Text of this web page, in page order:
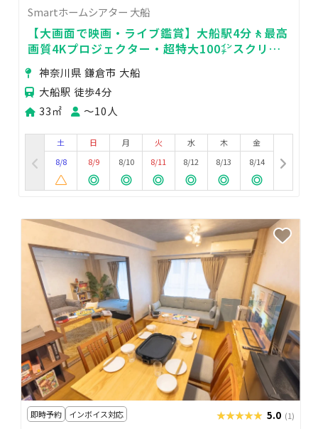
Smartホームシアター 大船
【大画面で映画・ライブ鑑賞】大船駅4分🚶最高
画質4Kプロジェクター・超特大100㌅スクリー
ン・最高音質で映画鑑賞🍿
神奈川県 鎌倉市 大船
大船駅 徒歩4分
33㎡
〜10人
土
8/8
日
8/9
月
8/10
火
8/11
水
8/12
木
8/13
金
8/14
即時予約 インボイス対応 ★★★★★
★★★★★ 5.0 (1)